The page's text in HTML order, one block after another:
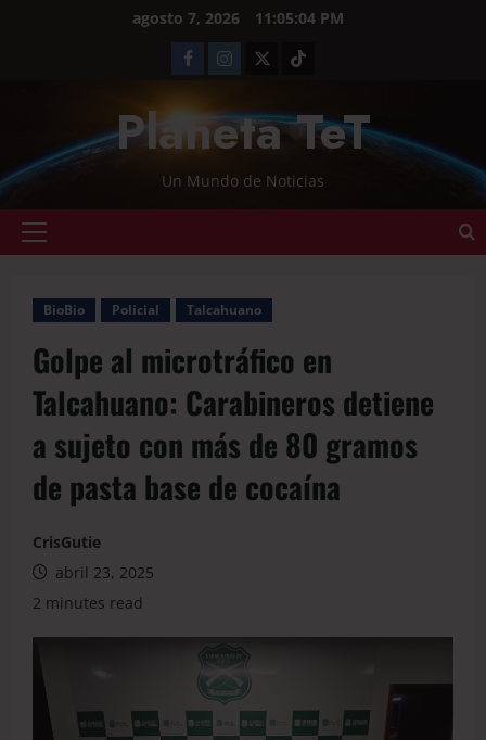
agosto 7, 2026 11:05:04 PM
Planeta TeT
Un Mundo de Noticias
BioBio Policial Talcahuano
Golpe al microtráfico en
Talcahuano: Carabineros detiene
a sujeto con más de 80 gramos
de pasta base de cocaína
CrisGutie
abril 23, 2025
2 minutes read